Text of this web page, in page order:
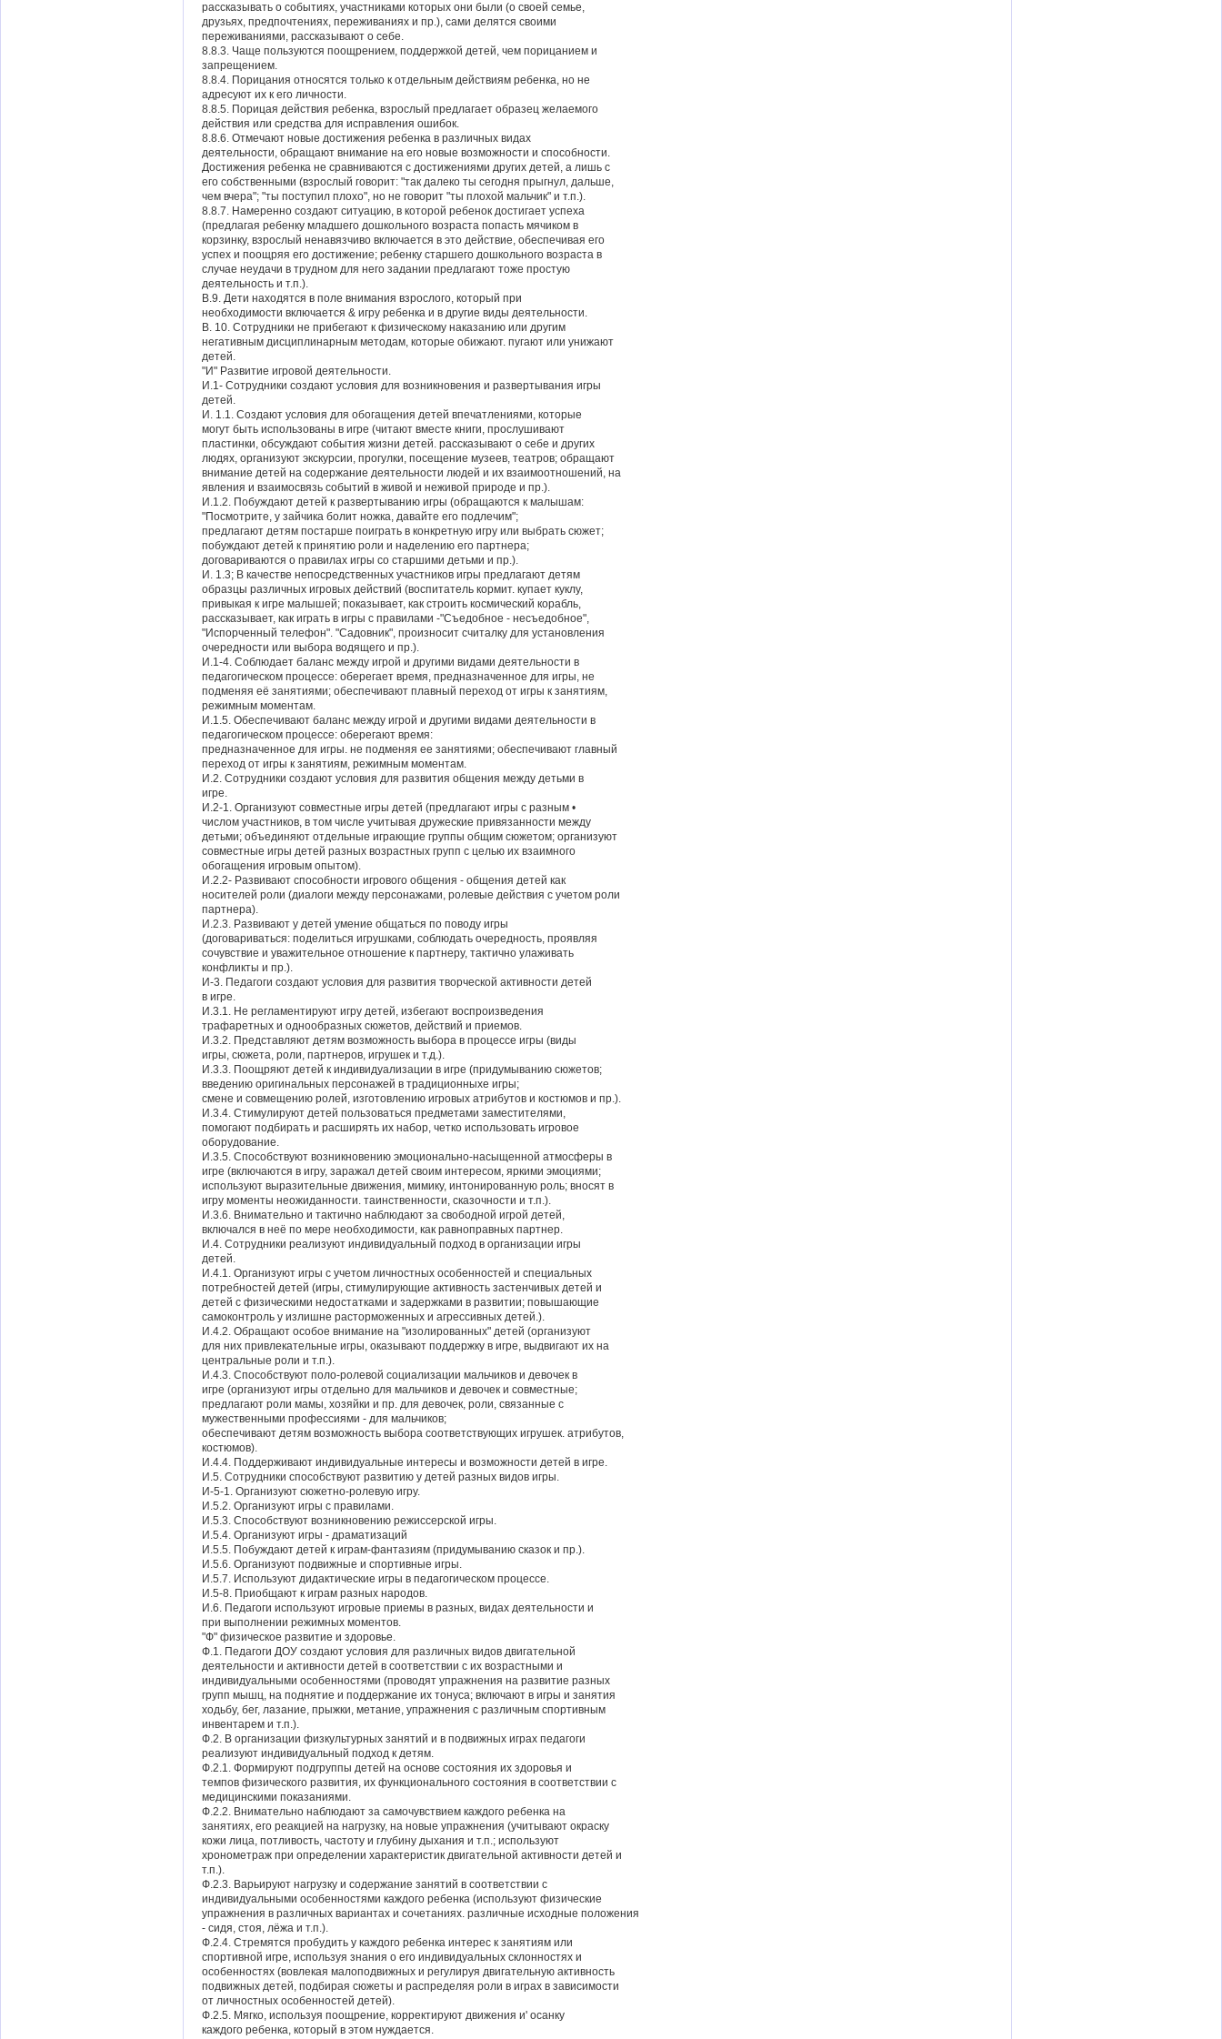
рассказывать о событиях, участниками которых они были (о своей семье,
друзьях, предпочтениях, переживаниях и пр.), сами делятся своими
переживаниями, рассказывают о себе.
8.8.3. Чаще пользуются поощрением, поддержкой детей, чем порицанием и
запрещением.
8.8.4. Порицания относятся только к отдельным действиям ребенка, но не
адресуют их к его личности.
8.8.5. Порицая действия ребенка, взрослый предлагает образец желаемого
действия или средства для исправления ошибок.
8.8.6. Отмечают новые достижения ребенка в различных видах
деятельности, обращают внимание на его новые возможности и способности.
Достижения ребенка не сравниваются с достижениями других детей, а лишь с
его собственными (взрослый говорит: "так далеко ты сегодня прыгнул, дальше,
чем вчера"; "ты поступил плохо", но не говорит "ты плохой мальчик" и т.п.).
8.8.7. Намеренно создают ситуацию, в которой ребенок достигает успеха
(предлагая ребенку младшего дошкольного возраста попасть мячиком в
корзинку, взрослый ненавязчиво включается в это действие, обеспечивая его
успех и поощряя его достижение; ребенку старшего дошкольного возраста в
случае неудачи в трудном для него задании предлагают тоже простую
деятельность и т.п.).
В.9. Дети находятся в поле внимания взрослого, который при
необходимости включается & игру ребенка и в другие виды деятельности.
В. 10. Сотрудники не прибегают к физическому наказанию или другим
негативным дисциплинарным методам, которые обижают. пугают или унижают
детей.
"И" Развитие игровой деятельности.
И.1- Сотрудники создают условия для возникновения и развертывания игры
детей.
И. 1.1. Создают условия для обогащения детей впечатлениями, которые
могут быть использованы в игре (читают вместе книги, прослушивают
пластинки, обсуждают события жизни детей. рассказывают о себе и других
людях, организуют экскурсии, прогулки, посещение музеев, театров; обращают
внимание детей на содержание деятельности людей и их взаимоотношений, на
явления и взаимосвязь событий в живой и неживой природе и пр.).
И.1.2. Побуждают детей к развертыванию игры (обращаются к малышам:
"Посмотрите, у зайчика болит ножка, давайте его подлечим";
предлагают детям постарше поиграть в конкретную игру или выбрать сюжет;
побуждают детей к принятию роли и наделению его партнера;
договариваются о правилах игры со старшими детьми и пр.).
И. 1.3; В качестве непосредственных участников игры предлагают детям
образцы различных игровых действий (воспитатель кормит. купает куклу,
привыкая к игре малышей; показывает, как строить космический корабль,
рассказывает, как играть в игры с правилами -"Съедобное - несъедобное",
"Испорченный телефон". "Садовник", произносит считалку для установления
очередности или выбора водящего и пр.).
И.1-4. Соблюдает баланс между игрой и другими видами деятельности в
педагогическом процессе: оберегает время, предназначенное для игры, не
подменяя её занятиями; обеспечивают плавный переход от игры к занятиям,
режимным моментам.
И.1.5. Обеспечивают баланс между игрой и другими видами деятельности в
педагогическом процессе: оберегают время:
предназначенное для игры. не подменяя ее занятиями; обеспечивают главный
переход от игры к занятиям, режимным моментам.
И.2. Сотрудники создают условия для развития общения между детьми в
игре.
И.2-1. Организуют совместные игры детей (предлагают игры с разным •
числом участников, в том числе учитывая дружеские привязанности между
детьми; объединяют отдельные играющие группы общим сюжетом; организуют
совместные игры детей разных возрастных групп с целью их взаимного
обогащения игровым опытом).
И.2.2- Развивают способности игрового общения - общения детей как
носителей роли (диалоги между персонажами, ролевые действия с учетом роли
партнера).
И.2.3. Развивают у детей умение общаться по поводу игры
(договариваться: поделиться игрушками, соблюдать очередность, проявляя
сочувствие и уважительное отношение к партнеру, тактично улаживать
конфликты и пр.).
И-3. Педагоги создают условия для развития творческой активности детей
в игре.
И.3.1. Не регламентируют игру детей, избегают воспроизведения
трафаретных и однообразных сюжетов, действий и приемов.
И.3.2. Представляют детям возможность выбора в процессе игры (виды
игры, сюжета, роли, партнеров, игрушек и т.д.).
И.3.3. Поощряют детей к индивидуализации в игре (придумыванию сюжетов;
введению оригинальных персонажей в традиционныхе игры;
смене и совмещению ролей, изготовлению игровых атрибутов и костюмов и пр.).
И.3.4. Стимулируют детей пользоваться предметами заместителями,
помогают подбирать и расширять их набор, четко использовать игровое
оборудование.
И.3.5. Способствуют возникновению эмоционально-насыщенной атмосферы в
игре (включаются в игру, заражал детей своим интересом, яркими эмоциями;
используют выразительные движения, мимику, интонированную роль; вносят в
игру моменты неожиданности. таинственности, сказочности и т.п.).
И.3.6. Внимательно и тактично наблюдают за свободной игрой детей,
включался в неё по мере необходимости, как равноправных партнер.
И.4. Сотрудники реализуют индивидуальный подход в организации игры
детей.
И.4.1. Организуют игры с учетом личностных особенностей и специальных
потребностей детей (игры, стимулирующие активность застенчивых детей и
детей с физическими недостатками и задержками в развитии; повышающие
самоконтроль у излишне расторможенных и агрессивных детей.).
И.4.2. Обращают особое внимание на "изолированных" детей (организуют
для них привлекательные игры, оказывают поддержку в игре, выдвигают их на
центральные роли и т.п.).
И.4.3. Способствуют поло-ролевой социализации мальчиков и девочек в
игре (организуют игры отдельно для мальчиков и девочек и совместные;
предлагают роли мамы, хозяйки и пр. для девочек, роли, связанные с
мужественными профессиями - для мальчиков;
обеспечивают детям возможность выбора соответствующих игрушек. атрибутов,
костюмов).
И.4.4. Поддерживают индивидуальные интересы и возможности детей в игре.
И.5. Сотрудники способствуют развитию у детей разных видов игры.
И-5-1. Организуют сюжетно-ролевую игру.
И.5.2. Организуют игры с правилами.
И.5.3. Способствуют возникновению режиссерской игры.
И.5.4. Организуют игры - драматизаций
И.5.5. Побуждают детей к играм-фантазиям (придумыванию сказок и пр.).
И.5.6. Организуют подвижные и спортивные игры.
И.5.7. Используют дидактические игры в педагогическом процессе.
И.5-8. Приобщают к играм разных народов.
И.6. Педагоги используют игровые приемы в разных, видах деятельности и
при выполнении режимных моментов.
"Ф" физическое развитие и здоровье.
Ф.1. Педагоги ДОУ создают условия для различных видов двигательной
деятельности и активности детей в соответствии с их возрастными и
индивидуальными особенностями (проводят упражнения на развитие разных
групп мышц, на поднятие и поддержание их тонуса; включают в игры и занятия
ходьбу, бег, лазание, прыжки, метание, упражнения с различным спортивным
инвентарем и т.п.).
Ф.2. В организации физкультурных занятий и в подвижных играх педагоги
реализуют индивидуальный подход к детям.
Ф.2.1. Формируют подгруппы детей на основе состояния их здоровья и
темпов физического развития, их функционального состояния в соответствии с
медицинскими показаниями.
Ф.2.2. Внимательно наблюдают за самочувствием каждого ребенка на
занятиях, его реакцией на нагрузку, на новые упражнения (учитывают окраску
кожи лица, потливость, частоту и глубину дыхания и т.п.; используют
хронометраж при определении характеристик двигательной активности детей и
т.п.).
Ф.2.3. Варьируют нагрузку и содержание занятий в соответствии с
индивидуальными особенностями каждого ребенка (используют физические
упражнения в различных вариантах и сочетаниях. различные исходные положения
- сидя, стоя, лёжа и т.п.).
Ф.2.4. Стремятся пробудить у каждого ребенка интерес к занятиям или
спортивной игре, используя знания о его индивидуальных склонностях и
особенностях (вовлекая малоподвижных и регулируя двигательную активность
подвижных детей, подбирая сюжеты и распределяя роли в играх в зависимости
от личностных особенностей детей).
Ф.2.5. Мягко, используя поощрение, корректируют движения и' осанку
каждого ребенка, который в этом нуждается.